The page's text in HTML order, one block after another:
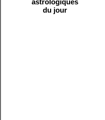
astrologiques
du jour